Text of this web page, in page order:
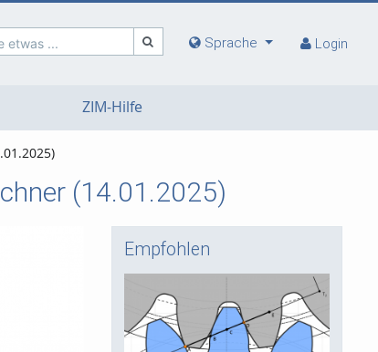
etwas ... Sprache Login
ZIM-Hilfe
(14.01.2025)
Empfohlen